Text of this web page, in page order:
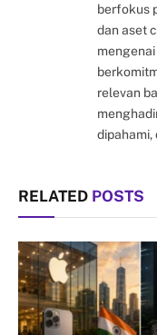
berfokus
dan aset
relevan
dipahami,
RELATED POSTS